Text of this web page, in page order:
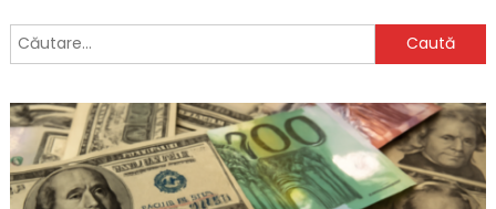
Caută
după: